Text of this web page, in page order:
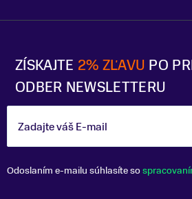
ZÍSKAJTE 2% ZĽAVU PO
ODBER NEWSLETTERU
Zadajte váš E-mail
Odoslaním e-mailu súhlasíte so